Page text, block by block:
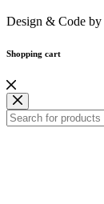
Design & Code by
Shopping cart